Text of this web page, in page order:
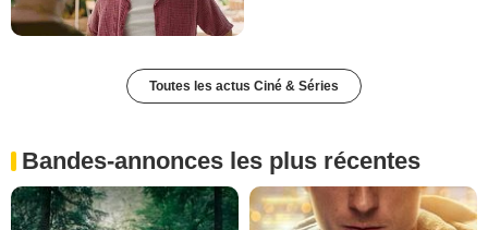
Toutes les actus Ciné & Séries
Bandes-annonces les plus récentes